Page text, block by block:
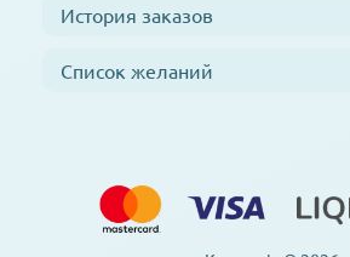
История заказов
Список желаний